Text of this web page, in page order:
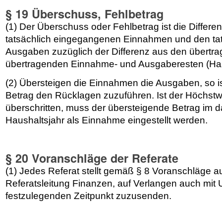
§ 19 Überschuss, Fehlbetrag
(1) Der Überschuss oder Fehlbetrag ist die
tatsächlich eingegangenen Einnahmen und den
Ausgaben zuzüglich der Differenz aus den
übertragenden Einnahme- und Ausgaberesten
(2) Übersteigen die Einnahmen die Ausgaben, so
Betrag den Rücklagen zuzuführen. Ist der
überschritten, muss der übersteigende Betrag im
Haushaltsjahr als Einnahme eingestellt werden.
§ 20 Voranschläge der Referate
(1) Jedes Referat stellt gemäß § 8 Voranschläge
Referatsleitung Finanzen, auf Verlangen auch mit
festzulegenden Zeitpunkt zuzusenden.